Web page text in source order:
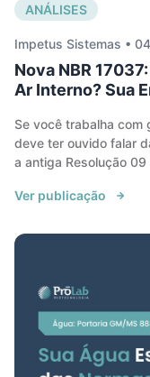
ANÁLISES
Impetus Sistemas •
Nova NBR
Ar Interno? Sua
Se você trabalha com
deve ter ouvido falar
a antiga Resolução
empresa? Se a
norma e como
ambiente. Afinal, por
respiramos em
mais poluído do que
impurezas como
podem ficar presos
proliferar
Ver publicação